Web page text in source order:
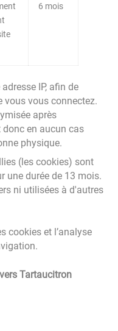
6 mois
IP, afin de
vous vous connectez.
après
en aucun cas
physique.
(les cookies) sont
une durée de 13 mois.
ni utilisées à d'autres
cookies et l’analyse
Tartaucitron